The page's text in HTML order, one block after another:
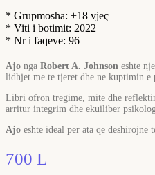
* Grupmosha: +18 vjeç
* Viti i botimit: 2022
* Nr i faqeve: 96
Ajo nga Robert A. Johnson eshte
lidhjet me te tjeret dhe ne kuptimin e
Libri ofron tregime, mite dhe
arritur integrim dhe ekuiliber
Ajo eshte ideal per ata qe
700 L